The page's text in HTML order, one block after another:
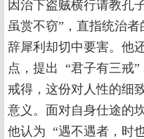
因治下盗贼横行请教孔
虽赏不窃”，直指统治
辞犀利却切中要害。他
点，提出 “君子有三戒
戒得，这份对人性的细
意义。面对自身仕途的
他认为 “遇不遇者，时